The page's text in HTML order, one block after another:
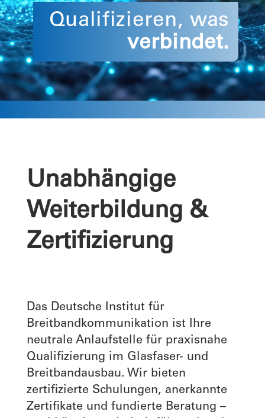
Qualifizieren, was
verbindet.
Unabhängige
Weiterbildung &
Zertifizierung
Das Deutsche Institut für
Breitbandkommunikation ist Ihre
neutrale Anlaufstelle für praxisnahe
Qualifizierung im Glasfaser- und
Breitbandausbau. Wir bieten
zertifizierte Schulungen, anerkannte
Zertifikate und fundierte Beratung –